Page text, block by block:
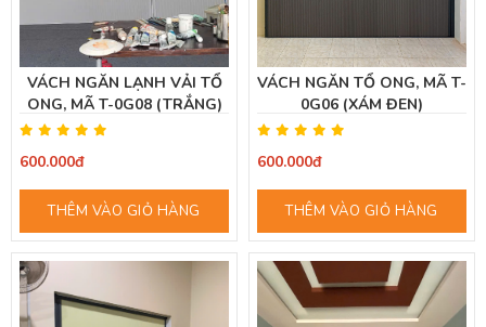
VÁCH NGĂN LẠNH VẢI TỔ
ONG, MÃ T-0G08 (TRẮNG)
600.000đ
THÊM VÀO GIỎ HÀNG
VÁCH NGĂN TỔ ONG, MÃ T-
0G06 (XÁM ĐEN)
600.000đ
THÊM VÀO GIỎ HÀNG